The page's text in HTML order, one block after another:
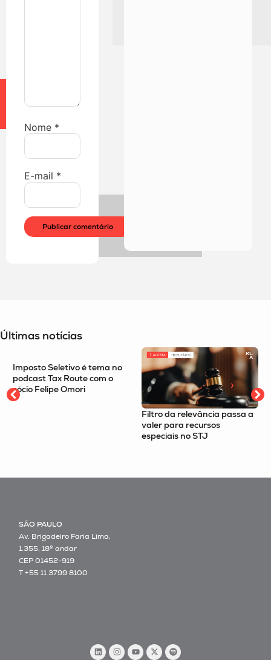
Nome *
E-mail *
Últimas notícias
no
o
Filtro da relevância passa a
Alíquota da CBS tem
estimativa implícita de
revelada por resolução
CGIBS
SÃO PAULO
Av. Brigadeiro Faria Lima,
1.355, 18º andar
CEP 01452-919
T +55 11 3799 8100